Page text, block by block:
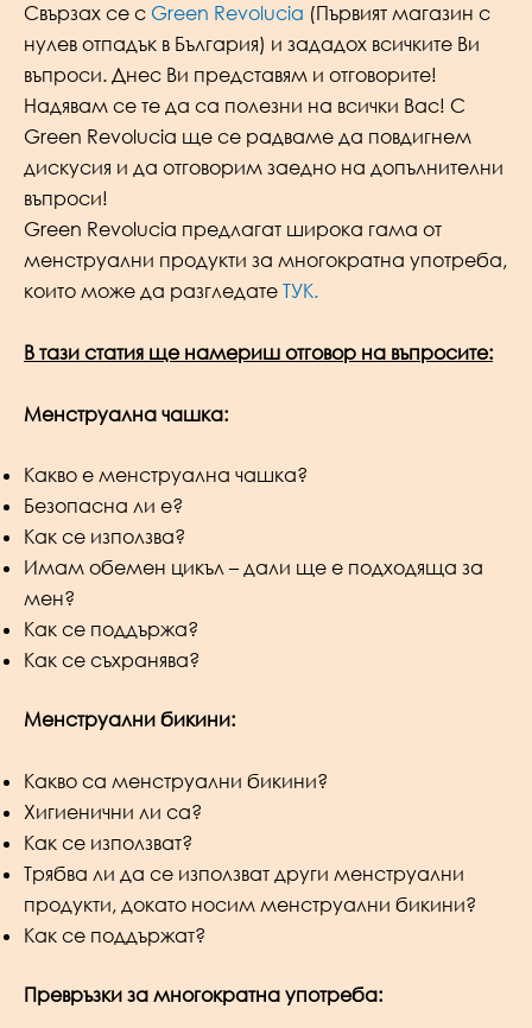
Свързах се с Green Revolucia (Първият магазин с
нулев отпадък в България) и зададох всичките Ви
въпроси. Днес Ви представям и отговорите!
Надявам се те да са полезни на всички Вас! С
Green Revolucia ще се радваме да повдигнем
дискусия и да отговорим заедно на допълнителни
въпроси!
Green Revolucia предлагат широка гама от
менструални продукти за многократна употреба,
които може да разгледате ТУК.
В тази статия ще намериш отговор на въпросите:
Менструална чашка:
Какво е менструална чашка?
Безопасна ли е?
Как се използва?
Имам обемен цикъл – дали ще е подходяща за
мен?
Как се поддържа?
Как се съхранява?
Менструални бикини:
Какво са менструални бикини?
Хигиенични ли са?
Как се използват?
Трябва ли да се използват други менструални
продукти, докато носим менструални бикини?
Как се поддържат?
Превръзки за многократна употреба: